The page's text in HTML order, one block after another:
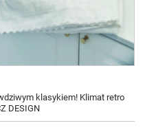
klasykiem! Klimat retro
DESIGN